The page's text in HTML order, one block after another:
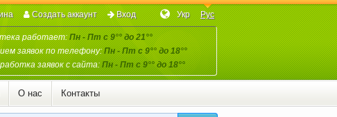
работает:Пн - Пт с 9°° до 21°°
заявок по телефону:Пн - Пт с 9°° до 18°°
заявок с сайта:Пн - Пт с 9°° до 18°°
Укр Рус
Создать аккаунт Вход
О нас Контакты